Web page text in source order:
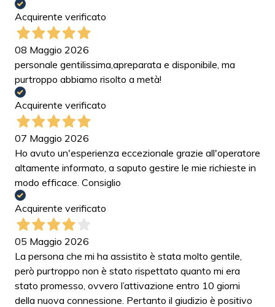
Acquirente verificato
08 Maggio 2026
personale gentilissima,apreparata e disponibile, ma
purtroppo abbiamo risolto a metà!
Acquirente verificato
07 Maggio 2026
Ho avuto un'esperienza eccezionale grazie all'operatore
altamente informato, a saputo gestire le mie richieste in
modo efficace. Consiglio
Acquirente verificato
05 Maggio 2026
La persona che mi ha assistito è stata molto gentile,
però purtroppo non è stato rispettato quanto mi era
stato promesso, ovvero l’attivazione entro 10 giorni
della nuova connessione. Pertanto il giudizio è positivo